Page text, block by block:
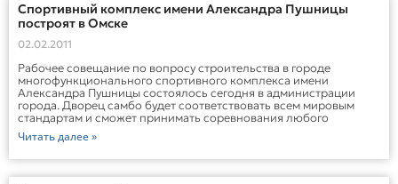
Спортивный комплекс имени Александра Пушницы
построят в Омске
02.02.2011
Рабочее совещание по вопросу строительства в городе
многофункционального спортивного комплекса имени
Александра Пушницы состоялось сегодня в администрации
города. Дворец самбо будет соответствовать всем мировым
стандартам и сможет принимать соревнования любого
Читать далее »